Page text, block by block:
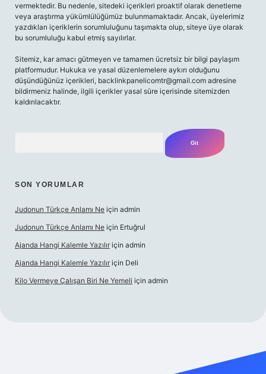
vermektedir. Bu nedenle, sitedeki içerikleri proaktif olarak denetleme
veya araştırma yükümlülüğümüz bulunmamaktadır. Ancak, üyelerimiz
yazdıkları içeriklerin sorumluluğunu taşımakta olup, siteye üye olarak
bu sorumluluğu kabul etmiş sayılırlar.
Sitemiz, kar amacı gütmeyen ve tamamen ücretsiz bir bilgi paylaşım
platformudur. Hukuka ve yasal düzenlemelere aykırı olduğunu
düşündüğünüz içerikleri, backlinkpanelicomtr@gmail.com adresine
bildirmeniz halinde, ilgili içerikler yasal süre içerisinde sitemizden
kaldırılacaktır.
SON YORUMLAR
Judonun Türkçe Anlamı Ne için admin
Judonun Türkçe Anlamı Ne için Ertuğrul
Ajanda Hangi Kalemle Yazılır için admin
Ajanda Hangi Kalemle Yazılır için Deli
Kilo Vermeye Çalışan Biri Ne Yemeli için admin